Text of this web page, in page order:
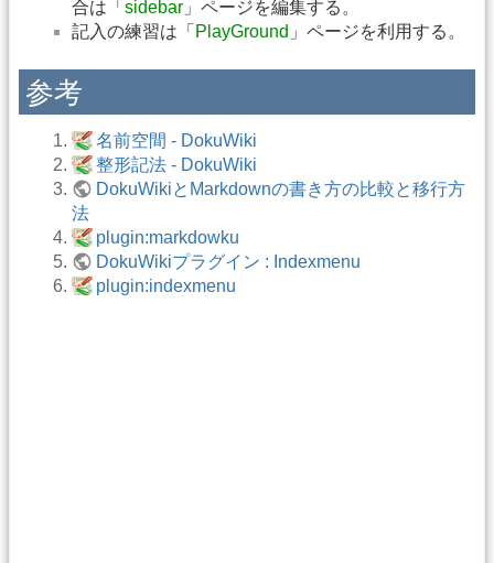
合は「 sidebar 」ページを編集する。
記入の練習は「 PlayGround 」ページを利用する。
参考
名前空間 - DokuWiki
整形記法 - DokuWiki
DokuWikiとMarkdownの書き方の比較と移行方
法
plugin:markdowku
DokuWikiプラグイン : Indexmenu
plugin:indexmenu